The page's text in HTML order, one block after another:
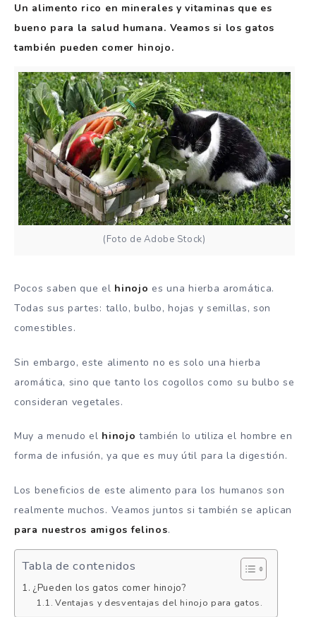
Un alimento rico en minerales y vitaminas que es
bueno para la salud humana. Veamos si los gatos
también pueden comer hinojo.
(Foto de Adobe Stock)
Pocos saben que el hinojo es una hierba aromática.
Todas sus partes: tallo, bulbo, hojas y semillas, son
comestibles.
Sin embargo, este alimento no es solo una hierba
aromática, sino que tanto los cogollos como su bulbo se
consideran vegetales.
Muy a menudo el hinojo también lo utiliza el hombre en
forma de infusión, ya que es muy útil para la digestión.
Los beneficios de este alimento para los humanos son
realmente muchos. Veamos juntos si también se aplican
para nuestros amigos felinos.
Tabla de contenidos
¿Pueden los gatos comer hinojo?
Ventajas y desventajas del hinojo para gatos.